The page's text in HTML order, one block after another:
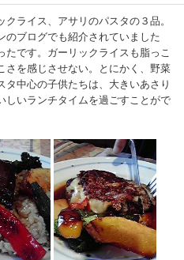
ライス、アサリのパスタの３品。
のブログでも紹介されていました
です。ガーリックライスも脂っこ
さを感じさせない。とにかく、野菜
中心の子供たちは、大きいあさり
しいランチタイムを過ごすことがで